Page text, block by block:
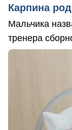
Карпина
Мальчика
тренера